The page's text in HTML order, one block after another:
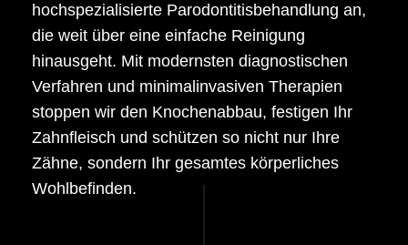
hochspezialisierte Parodontitisbehandlung an,
die weit über eine einfache Reinigung
hinausgeht. Mit modernsten diagnostischen
Verfahren und minimalinvasiven Therapien
stoppen wir den Knochenabbau, festigen Ihr
Zahnfleisch und schützen so nicht nur Ihre
Zähne, sondern Ihr gesamtes körperliches
Wohlbefinden.